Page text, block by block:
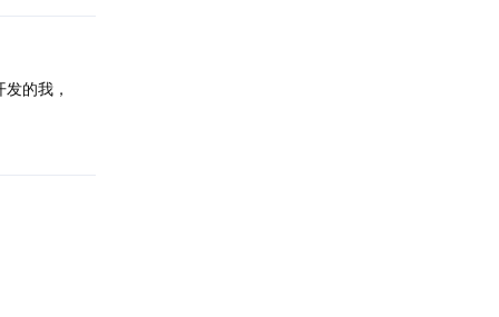
的我，